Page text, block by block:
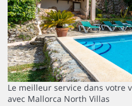
Le meilleur service dans votre
avec Mallorca North Villas